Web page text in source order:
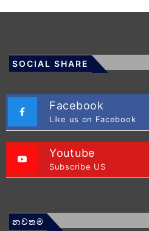
SOCIAL SHARE
Facebook
Like us on Facebook
Youtube
Subscribe US
නවතම